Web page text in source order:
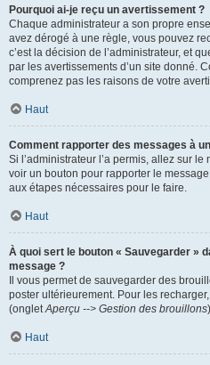
Pourquoi ai-je reçu un avertissement ?
Chaque administrateur a son propre
avez dérogé à une règle, vous pouvez
c’est la décision de l’administrateur, et
par les avertissements d’un site donné.
comprenez pas les raisons de votre
Haut
Comment rapporter des messages à
Si l’administrateur l’a permis, allez sur
voir un bouton pour rapporter le
aux étapes nécessaires pour le faire.
Haut
À quoi sert le bouton « Sauvegarder »
message ?
Il vous permet de sauvegarder des
poster ultérieurement. Pour les
(ongletAperçu --> Gestion des brouillons
Haut